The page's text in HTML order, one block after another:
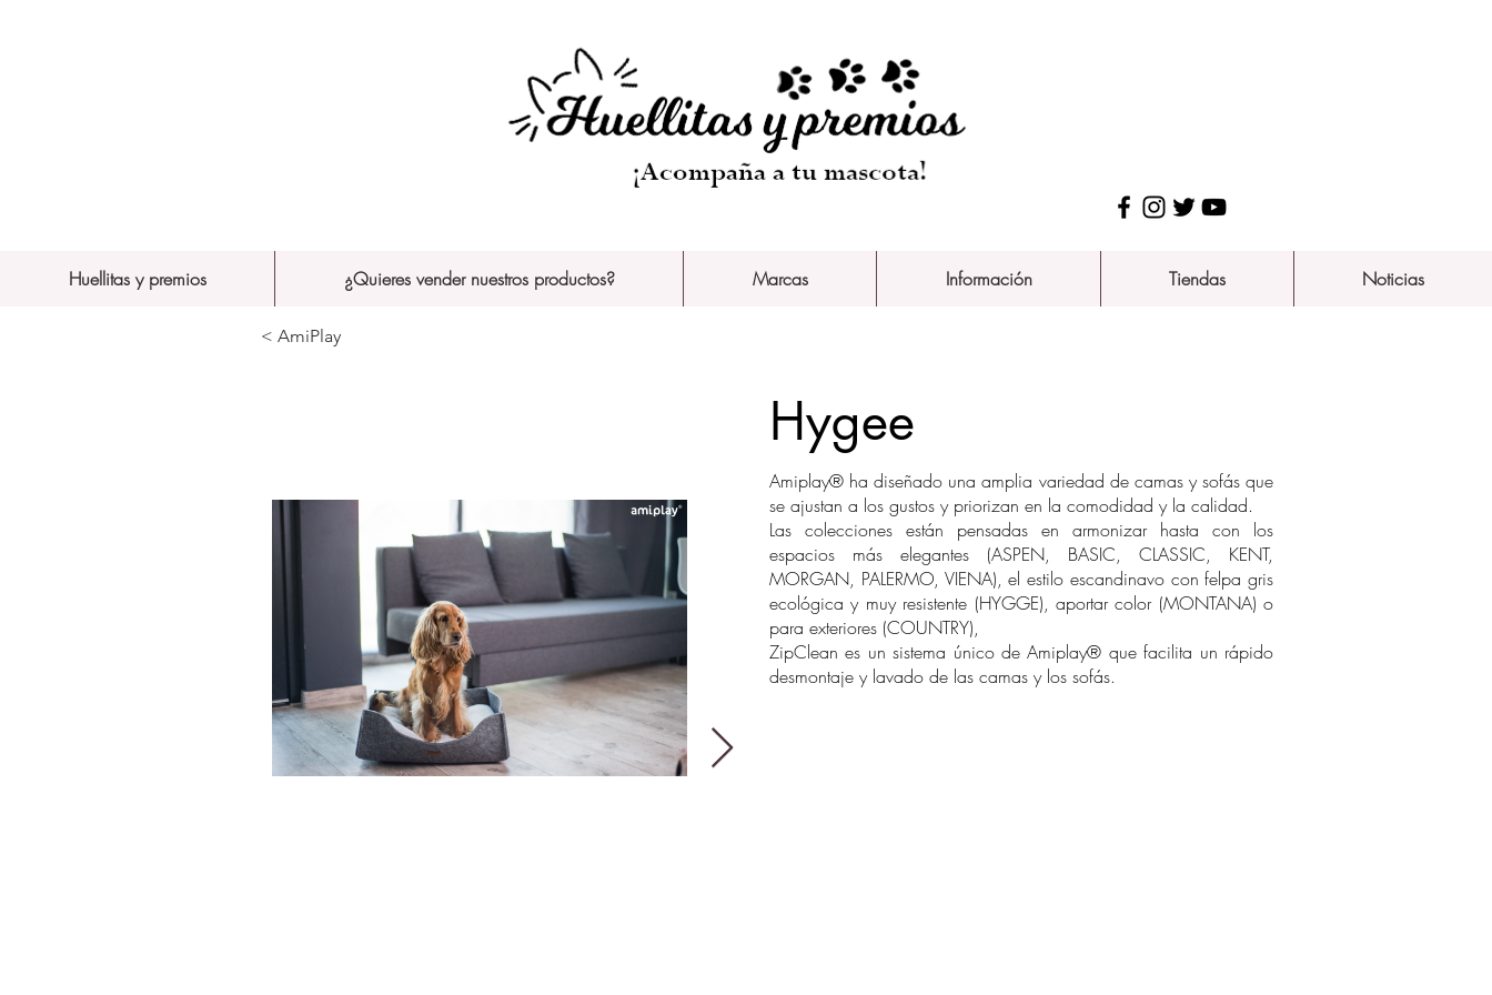
< AmiPlay
Hygee
Amiplay® ha diseñado una amplia variedad de camas y sofás que
se ajustan a los gustos y priorizan en la comodidad y la calidad.
Las colecciones están pensadas en armonizar hasta con los
espacios más elegantes (ASPEN, BASIC, CLASSIC, KENT,
MORGAN, PALERMO, VIENA), el estilo escandinavo con felpa gris
ecológica y muy resistente (HYGGE), aportar color (MONTANA) o
para exteriores (COUNTRY),
ZipClean es un sistema único de Amiplay® que facilita un rápido
desmontaje y lavado de las camas y los sofás.
Huellitas y premios ¿Quieres vender nuestros productos? Marcas Información Tiendas Noticias